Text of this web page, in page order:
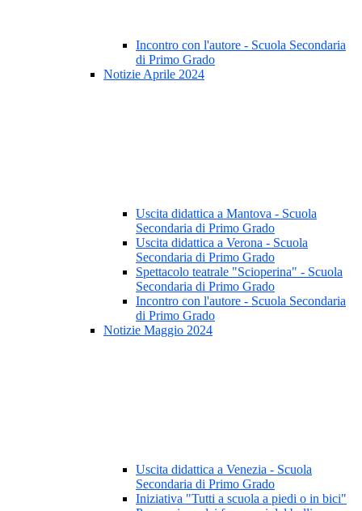
Incontro con l'autore - Scuola Secondaria
di Primo Grado
Notizie Aprile 2024
Uscita didattica a Mantova - Scuola
Secondaria di Primo Grado
Uscita didattica a Verona - Scuola
Secondaria di Primo Grado
Spettacolo teatrale "Scioperina" - Scuola
Secondaria di Primo Grado
Incontro con l'autore - Scuola Secondaria
di Primo Grado
Notizie Maggio 2024
Uscita didattica a Venezia - Scuola
Secondaria di Primo Grado
Iniziativa "Tutti a scuola a piedi o in bici"